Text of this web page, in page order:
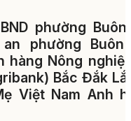
phường
phường Buôn
hàng Nông
Bắc Đắk
Việt Nam Anh